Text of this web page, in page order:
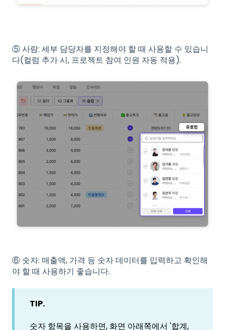
⑤ 사람: 세부 담당자를 지정해야 할 때 사용할 수 있습니
다(컬럼 추가 시, 프로젝트 참여 인원 자동 적용).
⑥ 숫자: 매출액, 가격 등 숫자 데이터를 입력하고 확인해
야 할 때 사용하기 좋습니다.
TIP.
숫자 항목을 사용하면, 화면 아래쪽에서 '합계,